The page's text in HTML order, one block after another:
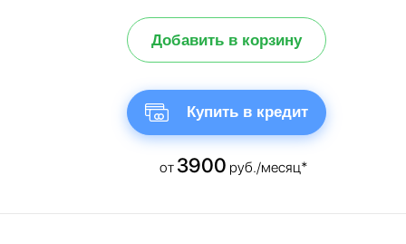
Добавить в корзину
Купить в кредит
от 3900 руб./месяц*